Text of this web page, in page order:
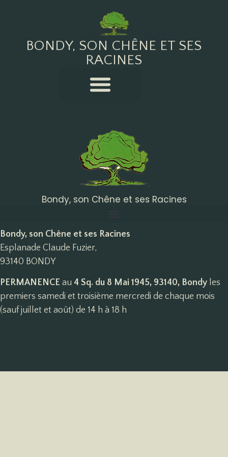
BONDY, SON CHÊNE ET SES
RACINES
Bondy, son Chêne et ses Racines
Bondy, son Chêne et ses Racines
Esplanade Claude Fuzier,
93140 BONDY
PERMANENCE au 4 Sq. du 8 Mai 1945, 93140, Bondy les
premiers samedi et troisième mercredi de chaque mois
(sauf juillet et août) de 14 h à 18 h